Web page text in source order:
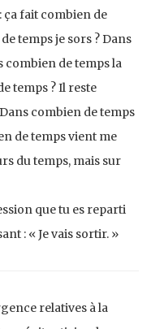
ça fait combien de
temps je sors ? Dans
combien de temps la
temps ? Il reste
combien de temps
de temps vient me
du temps, mais sur
que tu es reparti
: « Je vais sortir. »
relatives à la